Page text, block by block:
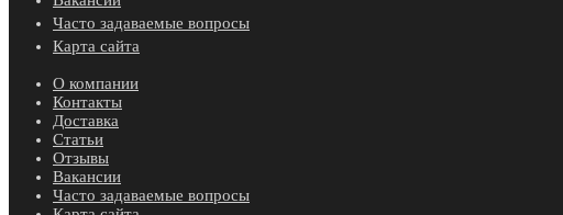
Часто задаваемые вопросы
Карта сайта
О компании
Контакты
Доставка
Статьи
Отзывы
Вакансии
Часто задаваемые вопросы